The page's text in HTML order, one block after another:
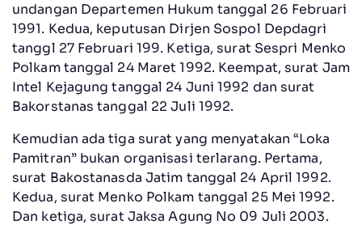
undangan Departemen Hukum tanggal 26 Februari
1991. Kedua, keputusan Dirjen Sospol Depdagri
tanggl 27 Februari 199. Ketiga, surat Sespri Menko
Polkam tanggal 24 Maret 1992. Keempat, surat Jam
Intel Kejagung tanggal 24 Juni 1992 dan surat
Bakorstanas tanggal 22 Juli 1992.
Kemudian ada tiga surat yang menyatakan “Loka
Pamitran” bukan organisasi terlarang. Pertama,
surat Bakostanasda Jatim tanggal 24 April 1992.
Kedua, surat Menko Polkam tanggal 25 Mei 1992.
Dan ketiga, surat Jaksa Agung No 09 Juli 2003.